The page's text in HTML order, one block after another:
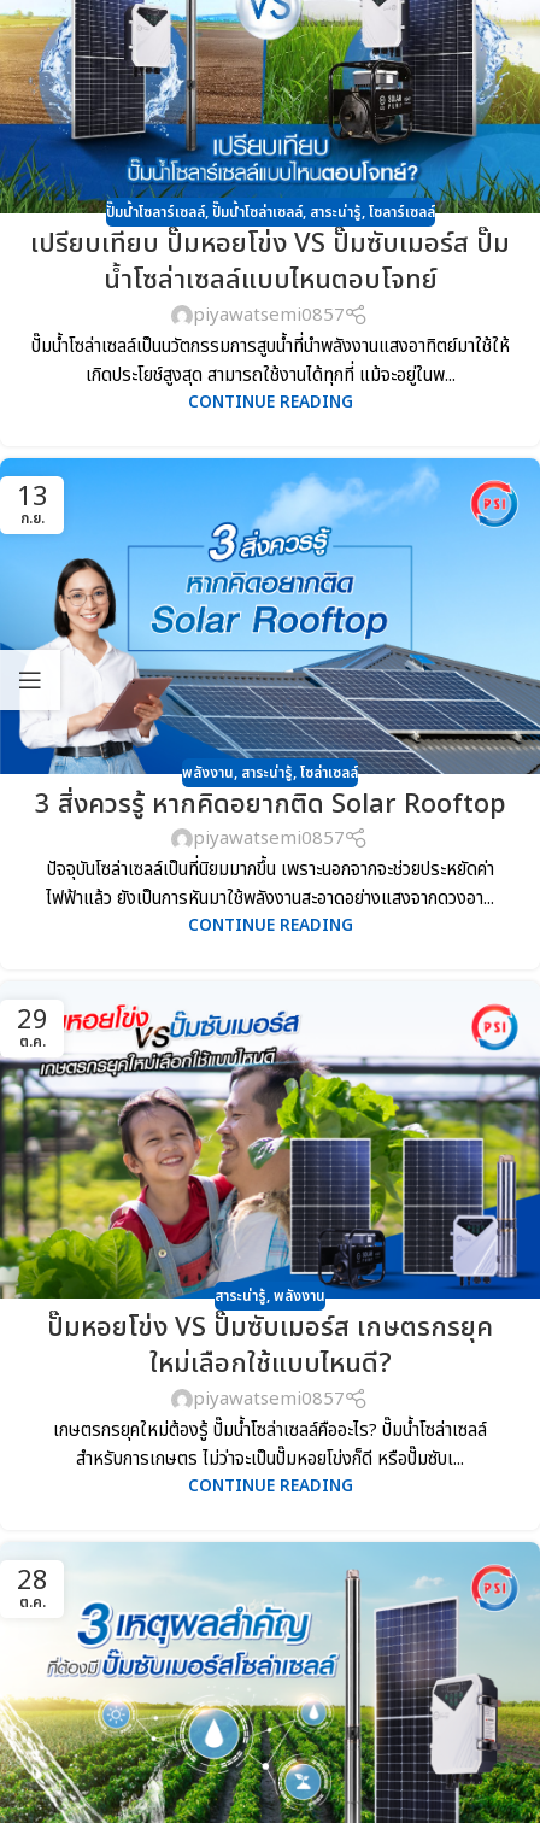
ปั๊มน้ำโซลาร์เซลล์,ปั๊มน้ำโซล่าเซลล์, สาระน่ารู้,โซลาร์เซลล์
เปรียบเทียบ ปั๊มหอยโข่ง VS ปั๊มซับเมอร์ส ปั๊ม
น้ำโซล่าเซลล์แบบไหนตอบโจทย์
piyawatsemi0857
ปั๊มน้ำโซล่าเซลล์เป็นนวัตกรรมการสูบน้ำที่นำพลังงานแสงอาทิตย์มาใช้ให้
เกิดประโยช์สูงสุด สามารถใช้งานได้ทุกที่ แม้จะอยู่ในพ...
CONTINUE READING
13
ก.ย.
พลังงาน, สาระน่ารู้,โซล่าเซลล์
3 สิ่งควรรู้ หากคิดอยากติด Solar Rooftop
piyawatsemi0857
ปัจจุบันโซล่าเซลล์เป็นที่นิยมมากขึ้น เพราะนอกจากจะช่วยประหยัดค่า
ไฟฟ้าแล้ว ยังเป็นการหันมาใช้พลังงานสะอาดอย่างแสงจากดวงอา...
CONTINUE READING
29
ต.ค.
สาระน่ารู้,พลังงาน
ปั๊มหอยโข่ง VS ปั๊มซับเมอร์ส เกษตรกรยุค
ใหม่เลือกใช้แบบไหนดี?
piyawatsemi0857
เกษตรกรยุคใหม่ต้องรู้ ปั๊มน้ำโซล่าเซลล์คืออะไร? ปั๊มน้ำโซล่าเซลล์
สำหรับการเกษตร ไม่ว่าจะเป็นปั๊มหอยโข่งก็ดี หรือปั๊มซับเ...
CONTINUE READING
28
ต.ค.